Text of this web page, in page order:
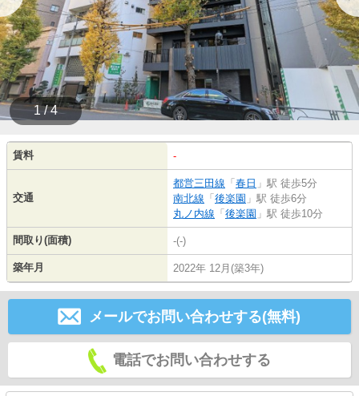
1 / 4
賃料 -
交通
都営三田線 「 春日 」駅 徒歩5分
南北線 「 後楽園 」駅 徒歩6分
丸ノ内線 「 後楽園 」駅 徒歩10分
間取り(面積) -(-)
築年月 2022年 12月(築3年)
メールでお問い合わせする(無料)
電話でお問い合わせする